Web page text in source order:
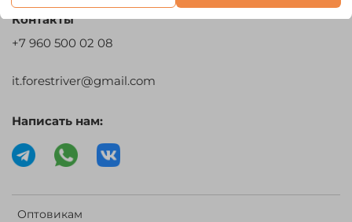
Оптовикам
Контакты
+7 960 500 02 08
it.forestriver@gmail.com
Написать нам: